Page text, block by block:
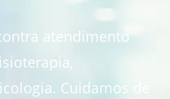
atendimento
Cuidamos de